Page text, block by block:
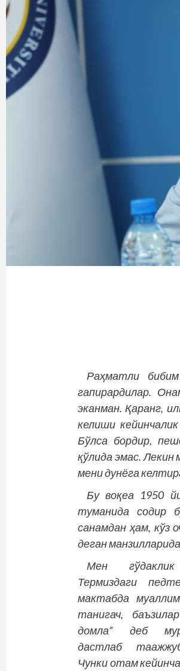
Раҳматли
гапирардилар.
эканман. Қаранг,
келиши
Бўлса бордир,
қўлида эмас.
мени дунёга
Бу воқеа 1950
туманида содир
санамдан ҳам, кўз
деган
Мен
Термиздаги
мактабда
танигач,
домла” деб
дастлаб
Чунки отам